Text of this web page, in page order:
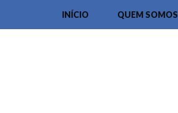
INÍCIO QUEM SOMOS